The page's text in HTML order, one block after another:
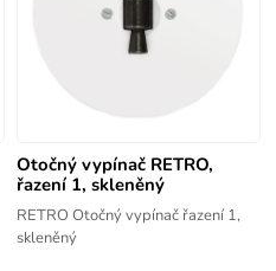
Otočný vypínač RETRO,
řazení 1, skleněný
RETRO Otočný vypínač řazení 1,
skleněný